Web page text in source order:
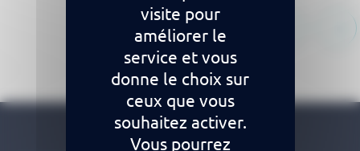
Claude Bernard
visite pour
améliorer le
service et vous
donne le choix sur
ceux que vous
souhaitez activer.
Vous pourrez